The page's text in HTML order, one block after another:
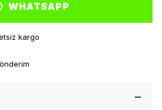
WHATSAPP
kargo